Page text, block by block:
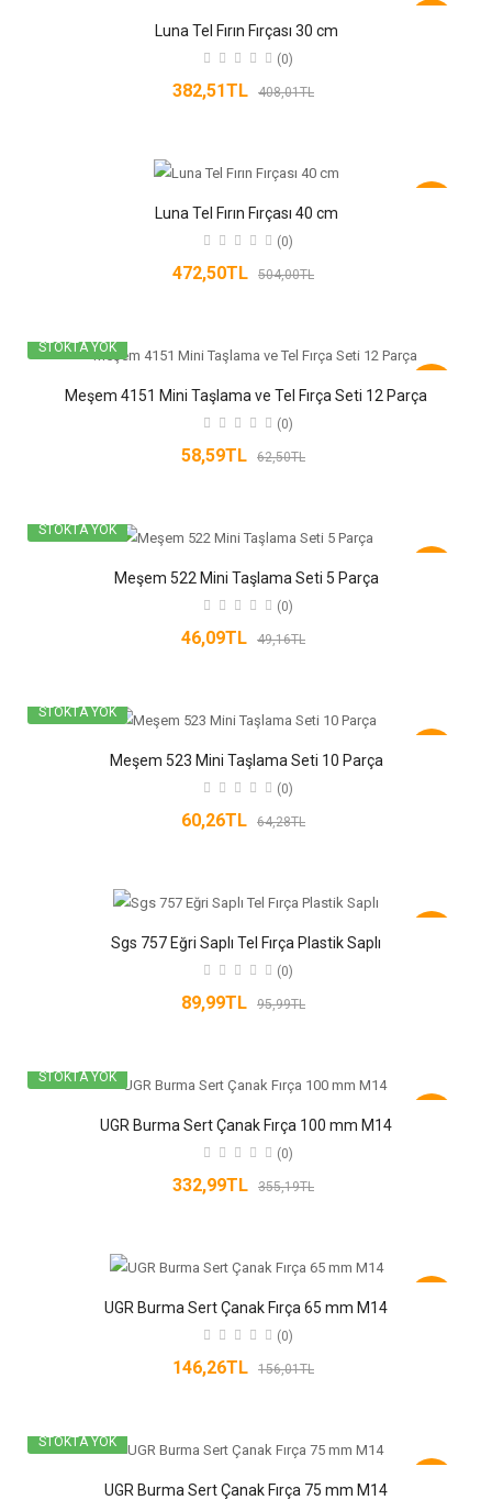
Luna Tel Fırın Fırçası 30 cm
(0)
382,51TL 408,01TL
Luna Tel Fırın Fırçası 40 cm
(0)
472,50TL 504,00TL
STOKTA YOK
Meşem 4151 Mini Taşlama ve Tel Fırça Seti 12 Parça
(0)
58,59TL 62,50TL
STOKTA YOK
Meşem 522 Mini Taşlama Seti 5 Parça
(0)
46,09TL 49,16TL
STOKTA YOK
Meşem 523 Mini Taşlama Seti 10 Parça
(0)
60,26TL 64,28TL
Sgs 757 Eğri Saplı Tel Fırça Plastik Saplı
(0)
89,99TL 95,99TL
STOKTA YOK
UGR Burma Sert Çanak Fırça 100 mm M14
(0)
332,99TL 355,19TL
UGR Burma Sert Çanak Fırça 65 mm M14
(0)
146,26TL 156,01TL
STOKTA YOK
UGR Burma Sert Çanak Fırça 75 mm M14